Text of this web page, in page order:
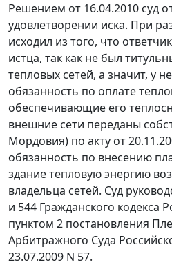
Решением от 16.04.2010 суд
удовлетворении иска. При
исходил из того, что
истца, так как не был
тепловых сетей, а значит, у
обязанность по оплате
обеспечивающие его
внешние сети переданы
Мордовия) по акту от
обязанность по внесению
здание тепловую энергию
владельца сетей. Суд
и 544 Гражданского кодекса
пунктом 2 постановления
Арбитражного Суда
23.07.2009 N 57.